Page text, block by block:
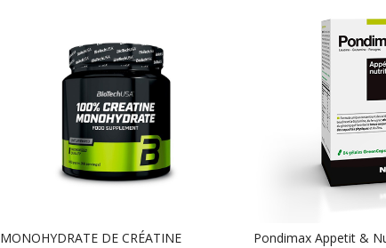
MONOHYDRATE DE CRÉATINE Pondimax Appetit &